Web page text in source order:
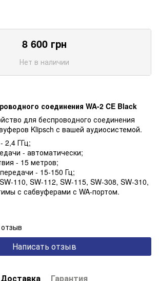
8 600грн
Нет в наличии
соединения WA-2 CE Black
для беспроводного соединения
Klipsch с вашей аудиосистемой.
2,4 ГГц;
- автоматически;
- 15 метров;
- 15-150 Гц;
110, SW-112, SW-115, SW-308, SW-310,
с сабвуферами с WA-портом.
Написать отзыв
Доставка Гарантия